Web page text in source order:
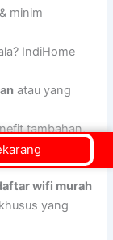
minim
IndiHome
atau yang
tambahan,
wifi murah
yang